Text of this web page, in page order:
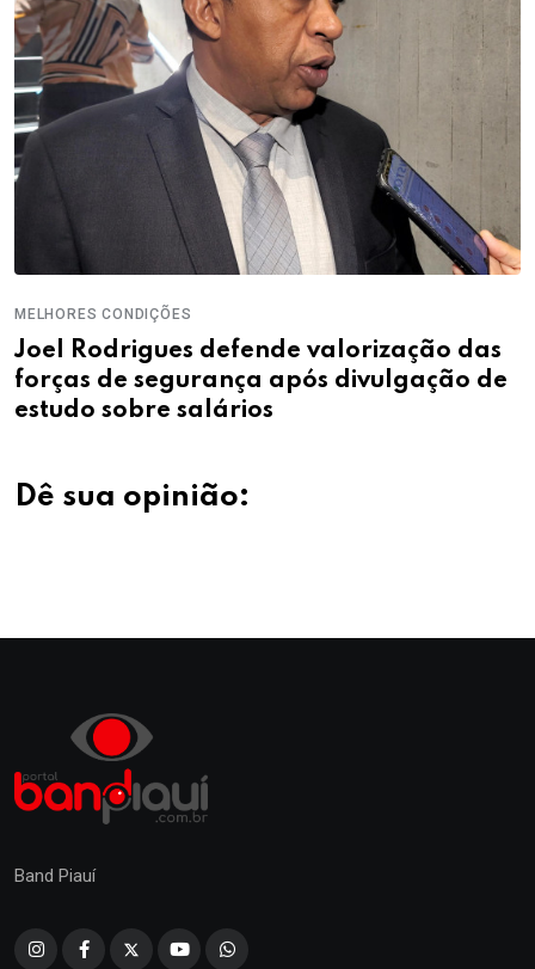
MELHORES CONDIÇÕES
Joel Rodrigues defende valorização das
forças de segurança após divulgação de
estudo sobre salários
Dê sua opinião:
Band Piauí